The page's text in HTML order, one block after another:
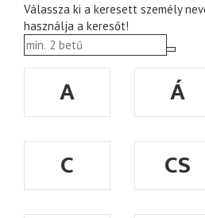
Válassza ki a keresett személy
használja a keresőt!
A Á
C
CS